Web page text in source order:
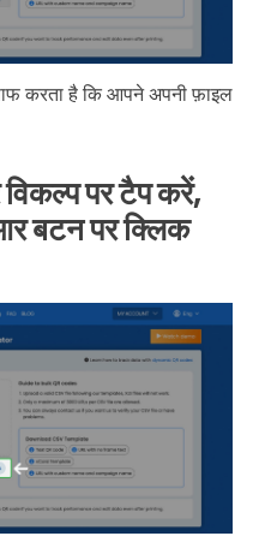
करता है कि आपने अपनी फ़ाइल
पर टैप करें,
बटन पर क्लिक